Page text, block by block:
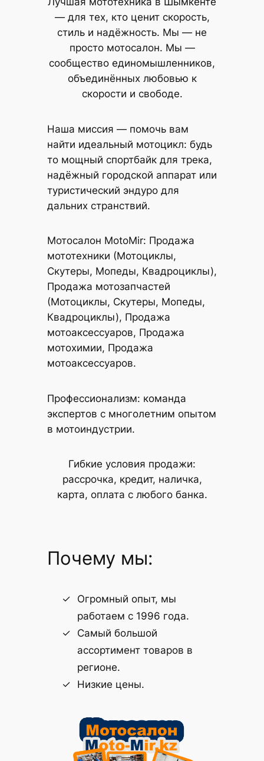
— для тех, кто ценит скорость,
стиль и надёжность. Мы — не
просто мотосалон. Мы —
сообщество единомышленников,
объединённых любовью к
скорости и свободе.
Наша миссия — помочь вам
найти идеальный мотоцикл: будь
то мощный спортбайк для трека,
надёжный городской аппарат или
туристический эндуро для
дальних странствий.
Мотосалон MotoMir: Продажа
мототехники (Мотоциклы,
Скутеры, Мопеды, Квадроциклы),
Продажа мотозапчастей
(Мотоциклы, Скутеры, Мопеды,
Квадроциклы), Продажа
мотоаксессуаров, Продажа
мотохимии, Продажа
мотоаксессуаров.
Профессионализм: команда
экспертов с многолетним опытом
в мотоиндустрии.
Гибкие условия продажи:
рассрочка, кредит, наличка,
карта, оплата с любого банка.
Почему мы:
Огромный опыт, мы
работаем с 1996 года.
Самый большой
ассортимент товаров в
регионе.
Низкие цены.